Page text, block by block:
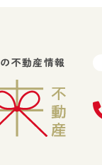
不動産情報